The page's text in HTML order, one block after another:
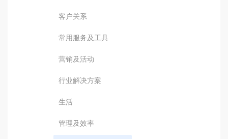
客户关系
常用服务及工具
营销及活动
行业解决方案
生活
管理及效率